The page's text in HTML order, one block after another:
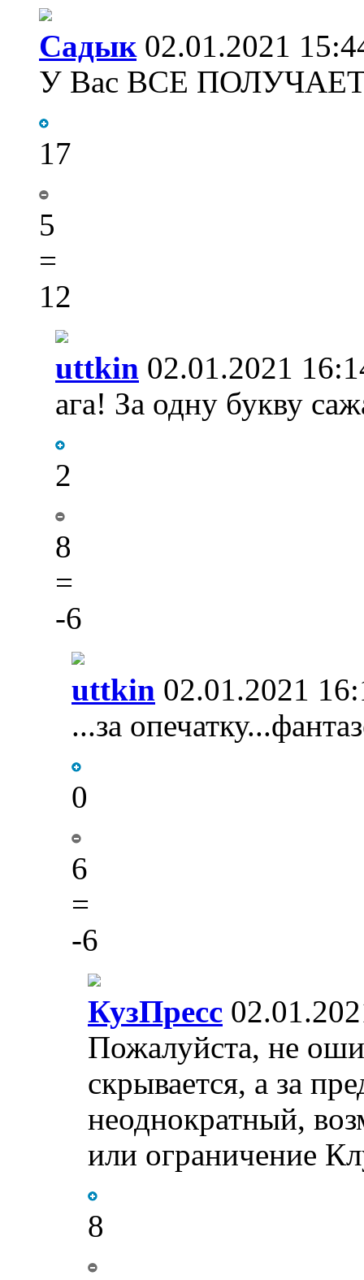
Садык02.01.2021
У Вас ВСЕ
17
5
=
12
uttkin 02.01.2021
ага! За одну букву
2
8
=
-6
uttkin 02.01.2021
...за
0
6
=
-6
КузПресс
Пожалуйста, не
скрывается, а за
неоднократный,
или ограничение
8